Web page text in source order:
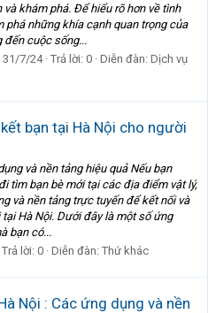
khám phá. Để hiểu rõ hơn về tình
phá những khía cạnh quan trọng của
đến cuộc sống...
31/7/24 Trả lời: 0 Diễn đàn: Dịch vụ
bạn tại Hà Nội cho người
và nền tảng hiệu quả Nếu bạn
tìm bạn bè mới tại các địa điểm vật lý,
và nền tảng trực tuyến để kết nối và
Hà Nội. Dưới đây là một số ứng
bạn có...
Trả lời: 0 Diễn đàn: Thứ khác
Nội : Các ứng dụng và nền